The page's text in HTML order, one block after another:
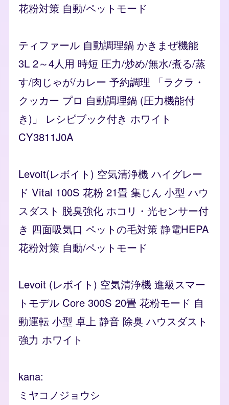
花粉対策 自動/ペットモード
ティファール 自動調理鍋 かきまぜ機能
3L 2～4人用 時短 圧力/炒め/無水/煮る/蒸
す/肉じゃが/カレー 予約調理 「ラクラ・
クッカー プロ 自動調理鍋 (圧力機能付
き)」 レシピブック付き ホワイト
CY3811J0A
Levoit(レボイト) 空気清浄機 ハイグレー
ド Vital 100S 花粉 21畳 集じん 小型 ハウ
スダスト 脱臭強化 ホコリ・光センサー付
き 四面吸気口 ペットの毛対策 静電HEPA
花粉対策 自動/ペットモード
Levoit (レボイト) 空気清浄機 進級スマー
トモデル Core 300S 20畳 花粉モード 自
動運転 小型 卓上 静音 除臭 ハウスダスト
強力 ホワイト
kana
ミヤコノジョウシ